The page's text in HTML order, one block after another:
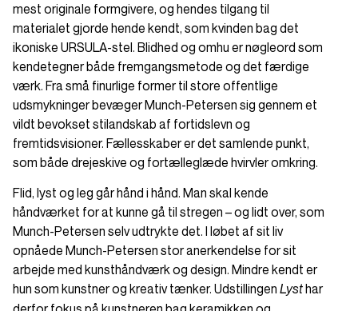
mest originale formgivere, og hendes tilgang til
materialet gjorde hende kendt, som kvinden bag det
ikoniske URSULA-stel. Blidhed og omhu er nøgleord som
kendetegner både fremgangsmetode og det færdige
værk. Fra små finurlige former til store offentlige
udsmykninger bevæger Munch-Petersen sig gennem et
vildt bevokset stilandskab af fortidslevn og
fremtidsvisioner. Fællesskaber er det samlende punkt,
som både drejeskive og fortælleglæde hvirvler omkring.
Flid, lyst og leg går hånd i hånd. Man skal kende
håndværket for at kunne gå til stregen – og lidt over, som
Munch-Petersen selv udtrykte det. I løbet af sit liv
opnåede Munch-Petersen stor anerkendelse for sit
arbejde med kunsthåndværk og design. Mindre kendt er
hun som kunstner og kreativ tænker. Udstillingen Lysthar